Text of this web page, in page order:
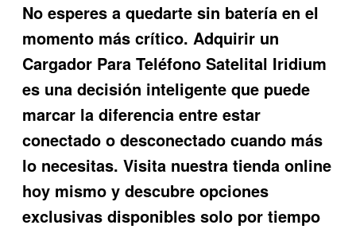
No esperes a quedarte sin batería en el
momento más crítico. Adquirir un
Cargador Para Teléfono Satelital Iridium
es una decisión inteligente que puede
marcar la diferencia entre estar
conectado o desconectado cuando más
lo necesitas. Visita nuestra tienda online
hoy mismo y descubre opciones
exclusivas disponibles solo por tiempo